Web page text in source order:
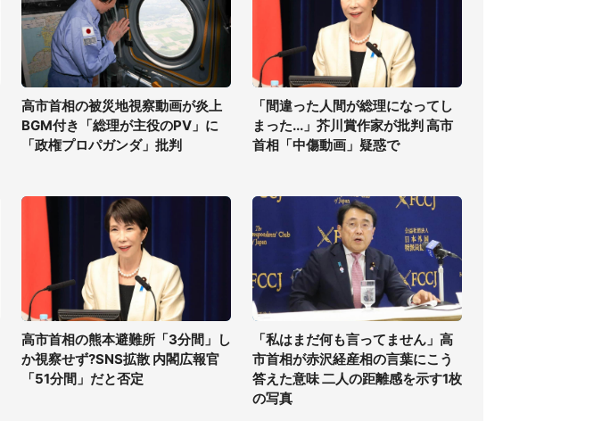
高市首相の被災地視察動画が炎上
BGM付き「総理が主役のPV」に
「政権プロパガンダ」批判
「間違った人間が総理になってし
まった...」芥川賞作家が批判 高市
首相「中傷動画」疑惑で
高市首相の熊本避難所「3分間」し
か視察せず?SNS拡散 内閣広報官
「51分間」だと否定
「私はまだ何も言ってません」高
市首相が赤沢経産相の言葉にこう
答えた意味 二人の距離感を示す1枚
の写真